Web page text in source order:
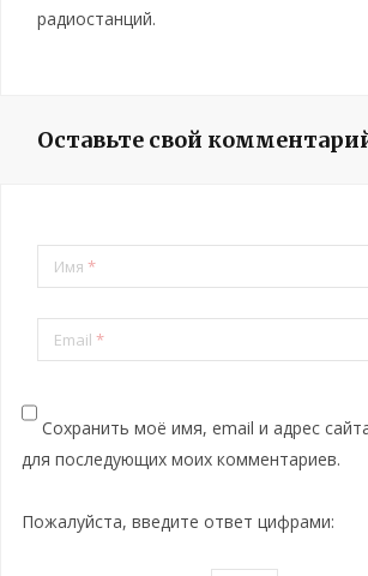
радиостанций.
Оставьте свой
Имя *
Email *
Сохранить моё имя, email и адрес
для последующих моих комментариев.
Пожалуйста, введите ответ цифрами: